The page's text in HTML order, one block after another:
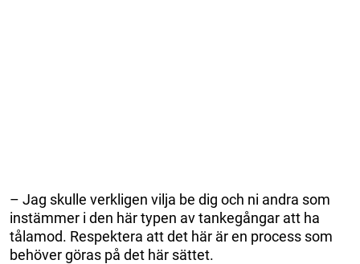
– Jag skulle verkligen vilja be dig och ni andra som
instämmer i den här typen av tankegångar att ha
tålamod. Respektera att det här är en process som
behöver göras på det här sättet.